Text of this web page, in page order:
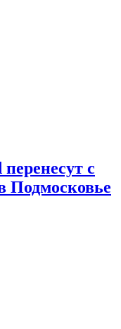
с
Подмосковье